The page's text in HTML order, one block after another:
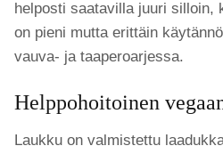
helposti saatavilla juuri silloin,
on pieni mutta erittäin
vauva- ja taaperoarjessa.
Helppohoitoinen
Laukku on valmistettu